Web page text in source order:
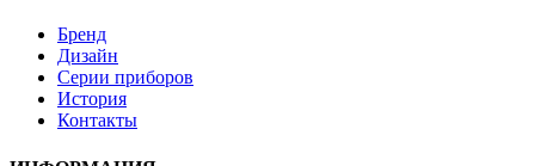
Бренд
Дизайн
Серии приборов
История
Контакты